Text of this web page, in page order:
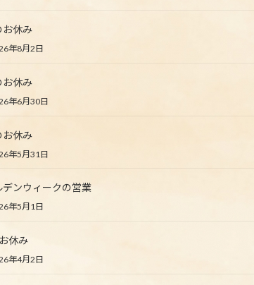
お休み
年8月2日
お休み
年6月30日
お休み
年5月31日
デンウィークの営業
年5月1日
休み
年4月2日